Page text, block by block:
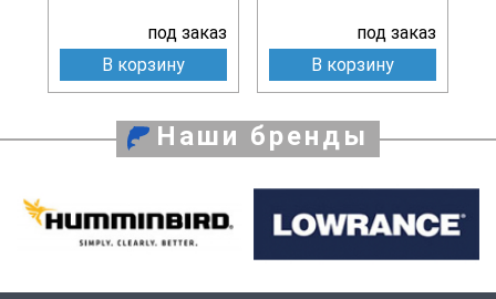
под заказ
В корзину
под заказ
В корзину
Наши бренды